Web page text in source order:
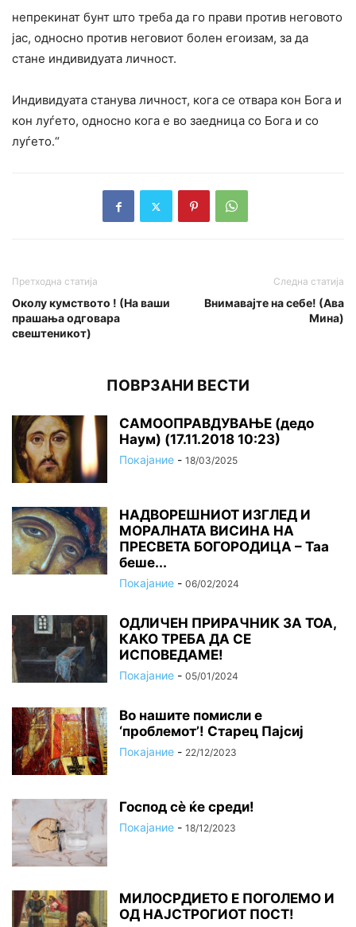
непрекинат бунт што треба да го прави против неговото
јас, односно против неговиот болен егоизам, за да
стане индивидуата личност.
Индивидуата станува личност, кога се отвара кон Бога и
кон луѓето, односно кога е во заедница со Бога и со
луѓето.“
Претходна статија
Околу кумството ! (На ваши
прашања одговара
свештеникот)
Следна статија
Внимавајте на себе! (Ава
Мина)
ПОВРЗАНИ ВЕСТИ
САМООПРАВДУВАЊЕ (дедо
Наум) (17.11.2018 10:23)
Покајание - 18/03/2025
НАДВОРЕШНИОТ ИЗГЛЕД И
МОРАЛНАТА ВИСИНА HA
ПРЕСВЕТА БОГОРОДИЦА – Таа
беше...
Покајание - 06/02/2024
ОДЛИЧЕН ПРИРАЧНИК ЗА ТОА,
КАКО ТРЕБА ДА СЕ
ИСПОВЕДАМЕ!
Покајание - 05/01/2024
Во нашите помисли е
‘проблемот’! Старец Пајсиј
Покајание - 22/12/2023
Господ сѐ ќе среди!
Покајание - 18/12/2023
МИЛОСРДИЕТО Е ПОГОЛЕМО И
ОД НАЈСТРОГИОТ ПОСТ!